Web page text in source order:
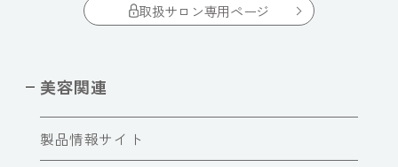
取扱サロン専用ページ
美容関連
製品情報サイト